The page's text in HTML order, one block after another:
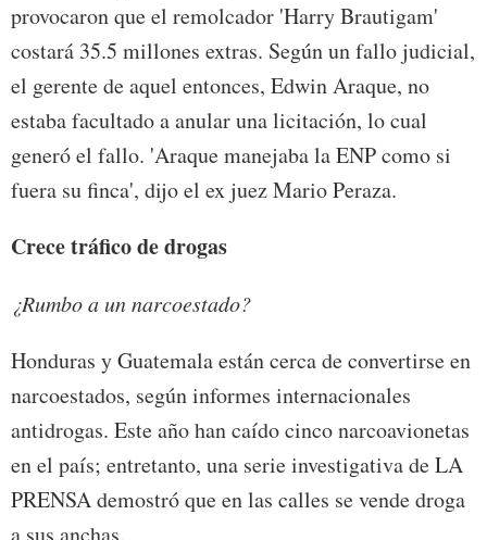
provocaron que el remolcador 'Harry Brautigam'
costará 35.5 millones extras. Según un fallo judicial,
el gerente de aquel entonces, Edwin Araque, no
estaba facultado a anular una licitación, lo cual
generó el fallo. 'Araque manejaba la ENP como si
fuera su finca', dijo el ex juez Mario Peraza.
Crecetráficode drogas
¿Rumbo a un narcoestado?
Honduras y Guatemala están cerca de convertirse en
narcoestados, según informes internacionales
antidrogas. Este año han caído cinco narcoavionetas
en el país; entretanto, una serie investigativa de LA
PRENSA demostró que en las calles se vende droga